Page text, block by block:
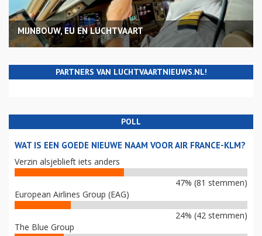
MIJNBOUW, EU EN LUCHTVAART
PARTNERS VAN LUCHTVAARTNIEUWS.NL!
POLL
WAT IS EEN GOEDE NIEUWE NAAM VOOR AIR FRANCE-KLM?
Verzin alsjeblieft iets anders
47% (81 stemmen)
European Airlines Group (EAG)
24% (42 stemmen)
The Blue Group